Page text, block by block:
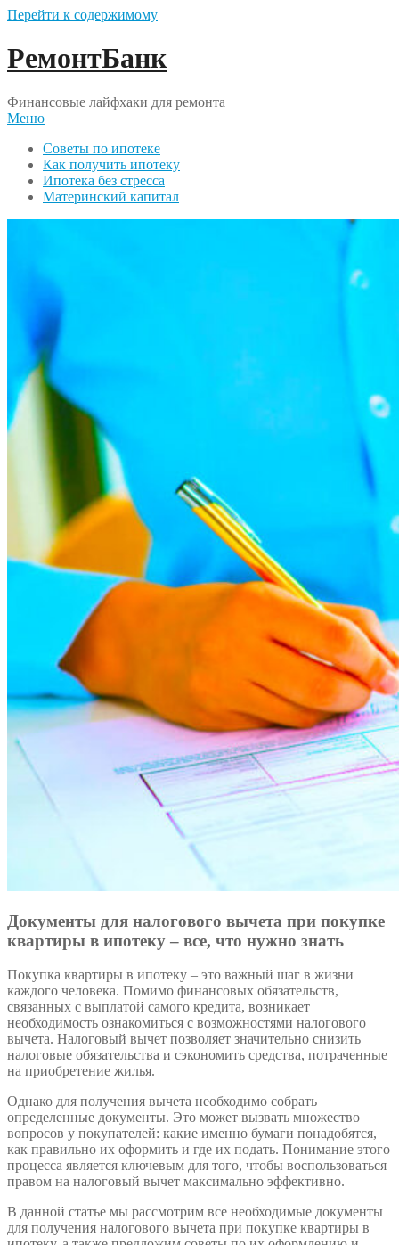
Перейти к содержимому
РемонтБанк
Финансовые лайфхаки для ремонта
Меню
Советы по ипотеке
Как получить ипотеку
Ипотека без стресса
Материнский капитал
Документы для налогового вычета при покупке
квартиры в ипотеку – все, что нужно знать
Покупка квартиры в ипотеку – это важный шаг в жизни
каждого человека. Помимо финансовых обязательств,
связанных с выплатой самого кредита, возникает
необходимость ознакомиться с возможностями налогового
вычета. Налоговый вычет позволяет значительно снизить
налоговые обязательства и сэкономить средства, потраченные
на приобретение жилья.
Однако для получения вычета необходимо собрать
определенные документы. Это может вызвать множество
вопросов у покупателей: какие именно бумаги понадобятся,
как правильно их оформить и где их подать. Понимание этого
процесса является ключевым для того, чтобы воспользоваться
правом на налоговый вычет максимально эффективно.
В данной статье мы рассмотрим все необходимые документы
для получения налогового вычета при покупке квартиры в